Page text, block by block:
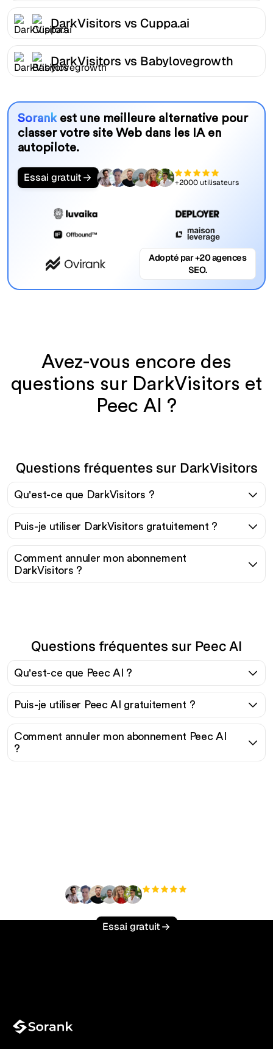
DarkVisitors vs Cuppa.ai
DarkVisitors vs Babylovegrowth
Sorankest une meilleure alternative pour
classer votre site Web dans les IA en
autopilote.
Essai gratuit +2000 utilisateurs
Adopté par +20 agences
SEO.
Avez-vous encore des
questions sur DarkVisitors et
Peec AI ?
Questions fréquentes sur DarkVisitors
Qu'est-ce que DarkVisitors ?
Puis-je utiliser DarkVisitors gratuitement ?
Comment annuler mon abonnement
DarkVisitors ?
Questions fréquentes sur Peec AI
Qu'est-ce que Peec AI ?
Puis-je utiliser Peec AI gratuitement ?
Comment annuler mon abonnement Peec AI
?
Essai gratuit